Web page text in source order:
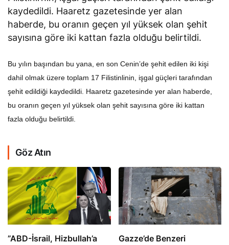
kaydedildi. Haaretz gazetesinde yer alan
haberde, bu oranın geçen yıl yüksek olan şehit
sayısına göre iki kattan fazla olduğu belirtildi.
Bu yılın başından bu yana, en son Cenin’de şehit edilen iki kişi
dahil olmak üzere toplam 17 Filistinlinin, işgal güçleri tarafından
şehit edildiği kaydedildi. Haaretz gazetesinde yer alan haberde,
bu oranın geçen yıl yüksek olan şehit sayısına göre iki kattan
fazla olduğu belirtildi.
Göz Atın
​​​​​​​”ABD-İsrail, Hizbullah’a
​​​​​​​Gazze’de Benzeri